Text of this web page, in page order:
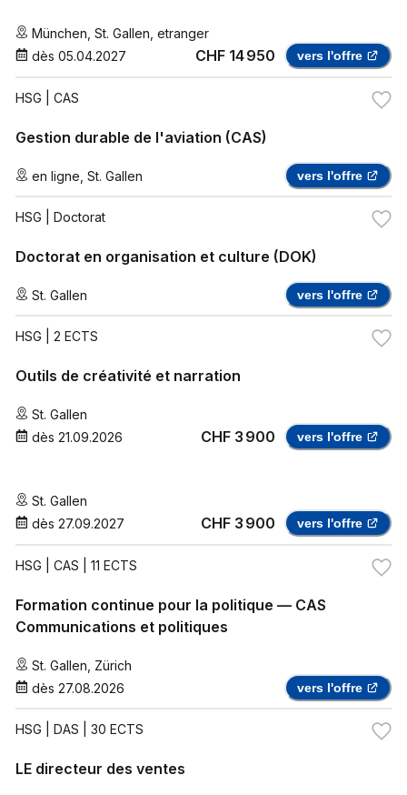
München St. Gallen etranger
dès 05.04.2027 CHF 14 950 vers l'offre
HSG | CAS
Gestion durable de l'aviation (CAS)
en ligne St. Gallen vers l'offre
HSG | Doctorat
Doctorat en organisation et culture (DOK)
St. Gallen vers l'offre
HSG | 2 ECTS
Outils de créativité et narration
St. Gallen
dès 21.09.2026 CHF 3 900 vers l'offre
St. Gallen
dès 27.09.2027 CHF 3 900 vers l'offre
HSG | CAS | 11 ECTS
Formation continue pour la politique — CAS
Communications et politiques
St. Gallen Zürich
dès 27.08.2026 vers l'offre
HSG | DAS | 30 ECTS
LE directeur des ventes